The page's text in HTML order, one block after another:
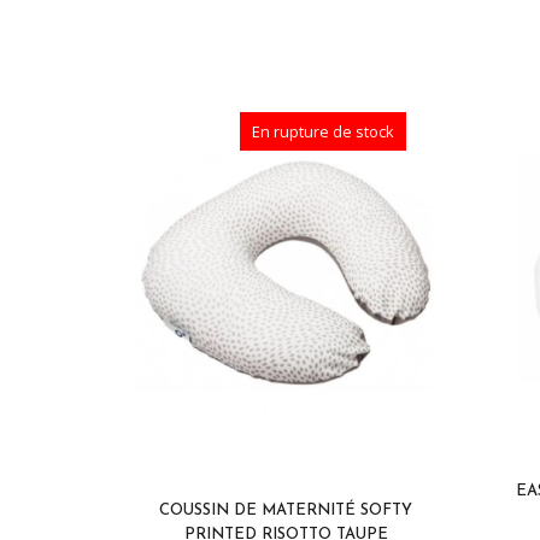
En rupture de stock
COUSSIN DE MATERNITÉ SOFTY
PRINTED RISOTTO TAUPE